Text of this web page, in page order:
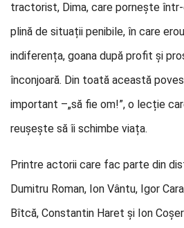
tractorist, Dima, care pornește
plină de situații penibile, în care
indiferența, goana după profit și
înconjoară. Din toată această
important –„să fie om!”, o lecție
reușește să îi schimbe viața.
Printre actorii care fac parte din
Dumitru Roman, Ion Vântu, Igor
Bîtcă, Constantin Haret și Ion